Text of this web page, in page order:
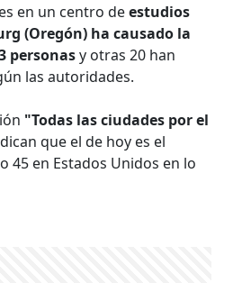
en un centro deestudios
(Oregón) ha causado la
personasy otras 20 han
las autoridades.
"Todas las ciudades por el
que el de hoy es el
45 en Estados Unidos en lo